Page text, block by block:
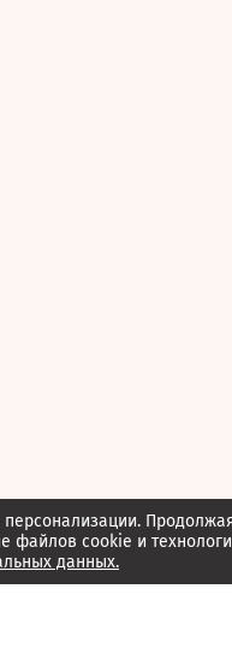
файлов cookie и
данных.